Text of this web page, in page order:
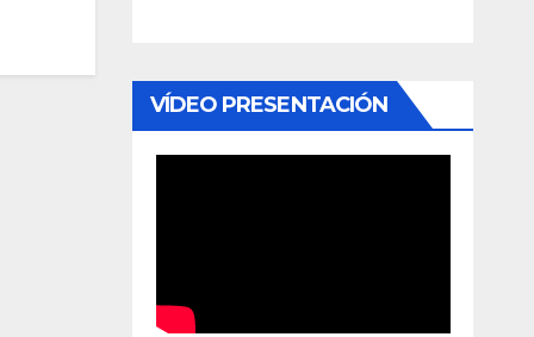
VÍDEO PRESENTACIÓN